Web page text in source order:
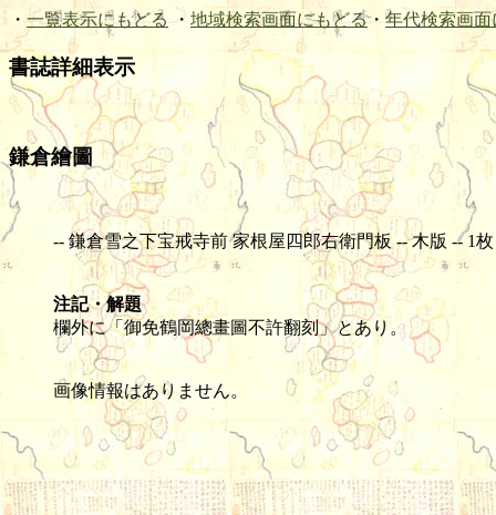
・ 一覧表示にもどる ・ 地域検索画面にもどる・ 年代検索画面
書誌詳細表示
鎌倉繪圖
-- 鎌倉雪之下宝戒寺前 家根屋四郎右衛門板 -- 木版 -- 1枚
注記・解題
欄外に「御免鶴岡總畫圖不許翻刻」とあり。
画像情報はありません。